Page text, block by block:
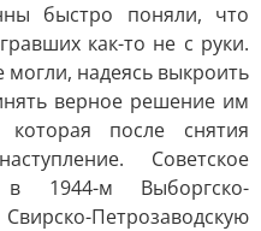
быстро поняли, что
как-то не с руки.
надеясь выкроить
верное решение им
после снятия
Советское
в 1944-м Выборгско-
Петрозаводскую